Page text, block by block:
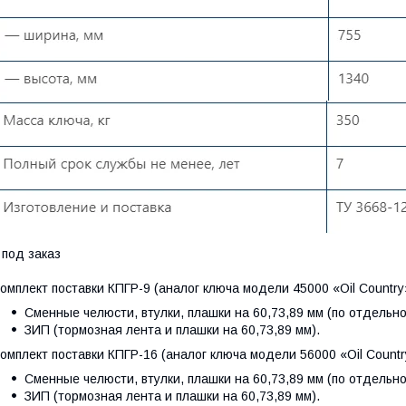
заказ
поставки КПГР-9 (аналог ключа модели 45000 «Oil
Сменные челюсти, втулки, плашки на 60,73,89 мм (по
ЗИП (тормозная лента и плашки на 60,73,89 мм).
поставки КПГР-16 (аналог ключа модели 56000 «Oil
Сменные челюсти, втулки, плашки на 60,73,89 мм (по
ЗИП (тормозная лента и плашки на 60,73,89 мм).